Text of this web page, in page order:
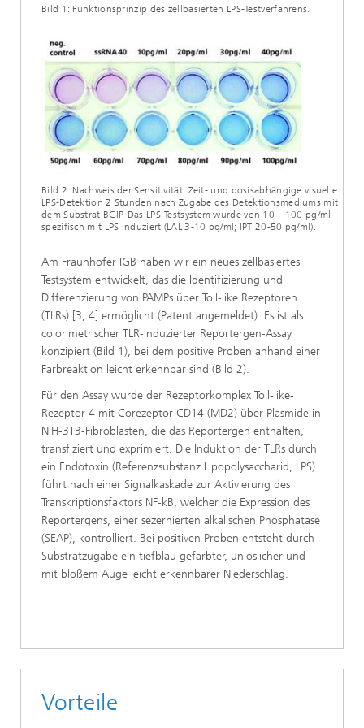
Bild 1: Funktionsprinzip des zellbasierten LPS-Testverfahrens.
Bild 2: Nachweis der Sensitivität: Zeit- und dosisabhängige visuelle
LPS-Detektion 2 Stunden nach Zugabe des Detektionsmediums mit
dem Substrat BCIP. Das LPS-Testsystem wurde von 10 – 100 pg/ml
spezifisch mit LPS induziert (LAL 3-10 pg/ml; IPT 20-50 pg/ml).
Am Fraunhofer IGB haben wir ein neues zellbasiertes
Testsystem entwickelt, das die Identifizierung und
Differenzierung von PAMPs über Toll-like Rezeptoren
(TLRs) [3, 4] ermöglicht (Patent angemeldet). Es ist als
colorimetrischer TLR-induzierter Reportergen-Assay
konzipiert (Bild 1), bei dem positive Proben anhand einer
Farbreaktion leicht erkennbar sind (Bild 2).
Für den Assay wurde der Rezeptorkomplex Toll-like-
Rezeptor 4 mit Corezeptor CD14 (MD2) über Plasmide in
NIH-3T3-Fibroblasten, die das Reportergen enthalten,
transfiziert und exprimiert. Die Induktion der TLRs durch
ein Endotoxin (Referenzsubstanz Lipopolysaccharid, LPS)
führt nach einer Signalkaskade zur Aktivierung des
Transkriptionsfaktors NF-kB, welcher die Expression des
Reportergens, einer sezernierten alkalischen Phosphatase
(SEAP), kontrolliert. Bei positiven Proben entsteht durch
Substratzugabe ein tiefblau gefärbter, unlöslicher und
mit bloßem Auge leicht erkennbarer Niederschlag.
Vorteile